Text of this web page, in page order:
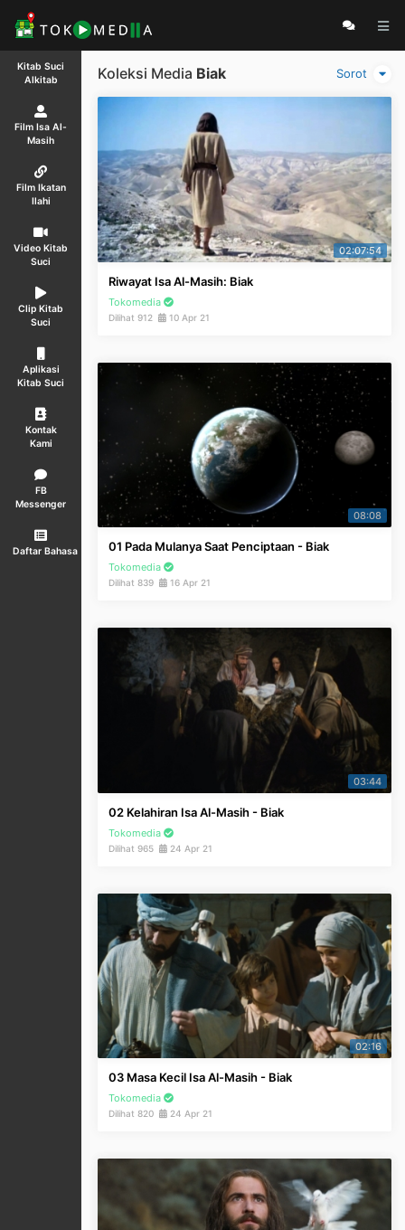
Kitab Suci
Alkitab
Film Isa Al-
Masih
Film Ikatan
Ilahi
Video Kitab
Suci
Clip Kitab
Suci
Aplikasi
Kitab Suci
Kontak
Kami
FB
Messenger
Daftar Bahasa
Sorot
Koleksi Media Biak
02:07:54
Riwayat Isa Al-Masih: Biak
Tokomedia
Dilihat 912 10 Apr 21
08:08
01 Pada Mulanya Saat Penciptaan - Biak
Tokomedia
Dilihat 839 16 Apr 21
03:44
02 Kelahiran Isa Al-Masih - Biak
Tokomedia
Dilihat 965 24 Apr 21
02:16
03 Masa Kecil Isa Al-Masih - Biak
Tokomedia
Dilihat 820 24 Apr 21